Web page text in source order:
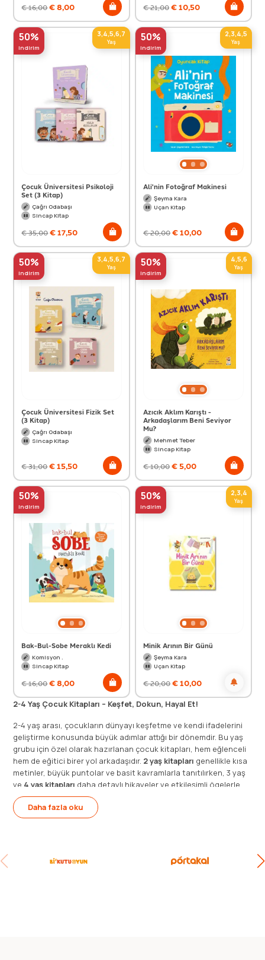
€16,00€8,00 €21,00€10,50
50%
indirim
3,4,5,6,7
Yaş
Çocuk Üniversitesi Psikoloji
Set (3 Kitap)
Çağrı Odabaşı
Sincap Kitap
€35,00€17,50
50%
indirim
2,3,4,5
Yaş
Ali'nin Fotoğraf Makinesi
Şeyma Kara
Uçan Kitap
€20,00€10,00
50%
indirim
3,4,5,6,7
Yaş
Çocuk Üniversitesi Fizik Set
(3 Kitap)
Çağrı Odabaşı
Sincap Kitap
€31,00€15,50
50%
indirim
4,5,6
Yaş
Azıcık Aklım Karıştı -
Arkadaşlarım Beni Seviyor
Mu?
Mehmet Teber
Sincap Kitap
€10,00€ 5,00
50%
indirim
Bak-Bul-Sobe Meraklı Kedi
Komisyon .
Sincap Kitap
€16,00€8,00
50%
indirim
2,3,4
Yaş
Minik Arının Bir Günü
Şeyma Kara
Uçan Kitap
€20,00€10,00
2-4 Yaş Çocuk Kitapları – Keşfet, Dokun, Hayal Et!
2-4 yaş arası, çocukların dünyayı keşfetme ve kendi ifadelerini
geliştirme konusunda büyük adımlar attığı bir dönemdir. Bu yaş
grubu için özel olarak hazırlanan çocuk kitapları, hem eğlenceli
hem de eğitici birer yol arkadaşıdır. 2 yaş kitapları genellikle kısa
metinler, büyük puntolar ve basit kavramlarla tanıtılırken,3 yaş
ve 4 yaş kitapları daha detaylı hikayeler ve etkileşimli ögelerle
çocukların ilgisini canlı tutar.
Bu dönemde çocuklar, dinlediklerini anlamaya, neden-sonuç
algıyı güçlendirirken kelime dağarcığını artırır ve çocukların hayal
Daha fazla oku